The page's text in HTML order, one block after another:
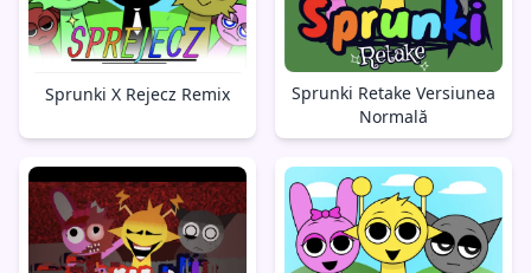
Sprunki X Rejecz Remix
Sprunki Retake Versiunea
Normală